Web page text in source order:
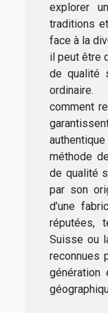
explorer
traditions
face à la
il peut être
de qualité
comment
méthode
de qualité
par son
d’une
réputées,
Suisse ou
reconnues
génération